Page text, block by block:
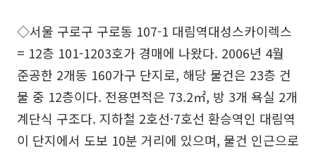
◇서울 구로구 구로동 107-1 대림역대성스카이렉스
= 12층 101-1203호가 경매에 나왔다. 2006년 4월
준공한 2개동 160가구 단지로, 해당 물건은 23층 건
물 중 12층이다. 전용면적은 73.2㎡, 방 3개 욕실 2개
계단식 구조다. 지하철 2호선·7호선 환승역인 대림역
이 단지에서 도보 10분 거리에 있으며, 물건 인근으로